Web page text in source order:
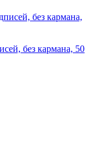
без кармана, 50